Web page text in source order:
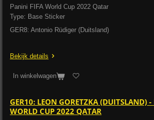
Panini FIFA World Cup 2022 Qatar
Type: Base Sticker
GER8: Antonio Rüdiger (Duitsland)
Bekijk details
In winkelwagen
GER10: LEON GORETZKA (DUITSLAND)
WORLD CUP 2022 QATAR